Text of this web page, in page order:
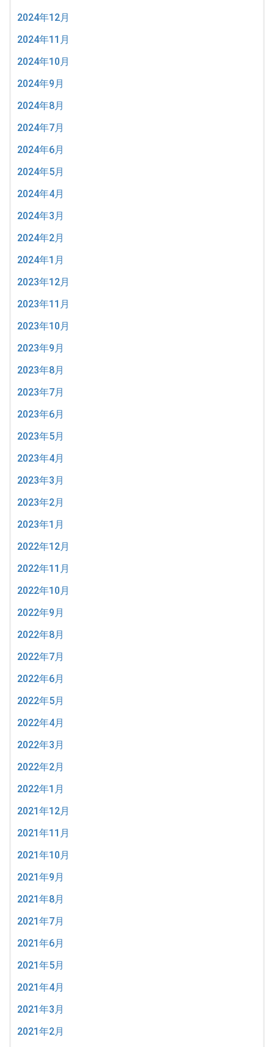
2024年12月
2024年11月
2024年10月
2024年9月
2024年8月
2024年7月
2024年6月
2024年5月
2024年4月
2024年3月
2024年2月
2024年1月
2023年12月
2023年11月
2023年10月
2023年9月
2023年8月
2023年7月
2023年6月
2023年5月
2023年4月
2023年3月
2023年2月
2023年1月
2022年12月
2022年11月
2022年10月
2022年9月
2022年8月
2022年7月
2022年6月
2022年5月
2022年4月
2022年3月
2022年2月
2022年1月
2021年12月
2021年11月
2021年10月
2021年9月
2021年8月
2021年7月
2021年6月
2021年5月
2021年4月
2021年3月
2021年2月